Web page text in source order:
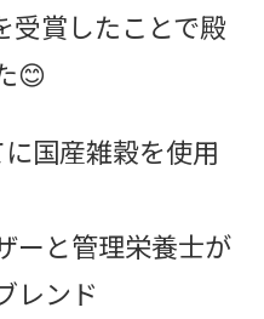
受賞したことで殿
😊
国産雑穀を使用
ーと管理栄養士が
レンド